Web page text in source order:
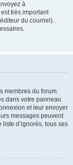
à
très important
du courriel).
membres du forum.
dans votre panneau
et leur envoyer
messages peuvent
d’ignorés, tous ses